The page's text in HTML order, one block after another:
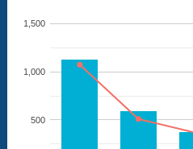
500
1,000
1,500